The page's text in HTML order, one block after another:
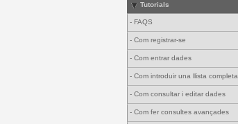
Tutorials
- FAQS
- Com registrar-se
- Com entrar dades
- Com introduir una llista completa
- Com consultar i editar dades
- Com fer consultes avançades